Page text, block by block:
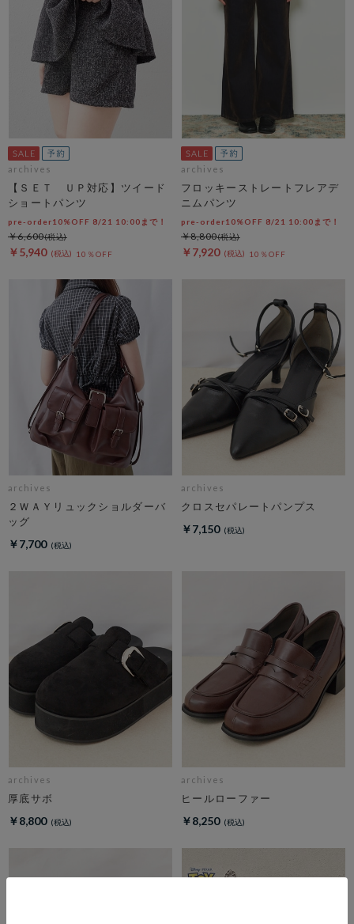
archives
【ＳＥＴ ＵＰ対応】ツイード
ショートパンツ
pre-order10%OFF 8/21 10:00まで！
￥5,940 10％OFF
￥6,600
archives
フロッキーストレートフレアデ
ニムパンツ
pre-order10%OFF 8/21 10:00まで！
￥7,920 10％OFF
￥8,800
archives
２ＷＡＹリュックショルダーバ
ッグ
￥7,700
archives
クロスセパレートパンプス
￥7,150
archives
厚底サボ
￥8,800
archives
ヒールローファー
￥8,250